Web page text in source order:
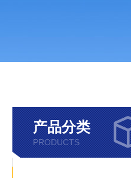
产品分类
PRODUCTS